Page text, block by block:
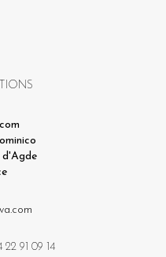
22 91 09 14